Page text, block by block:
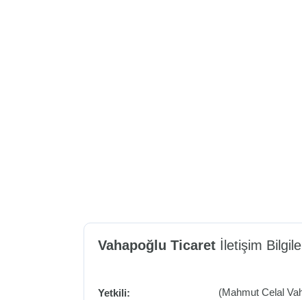
Vahapoğlu Ticaret İletişim
Yetkili: (Mahmut Celal